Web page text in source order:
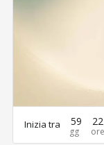
Inizia tra 59 22